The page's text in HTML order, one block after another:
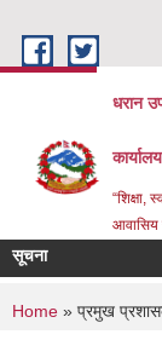
धरान
कार्यालय
“शिक्षा,
आवासिय
सूचना
You are
Home » प्रमुख